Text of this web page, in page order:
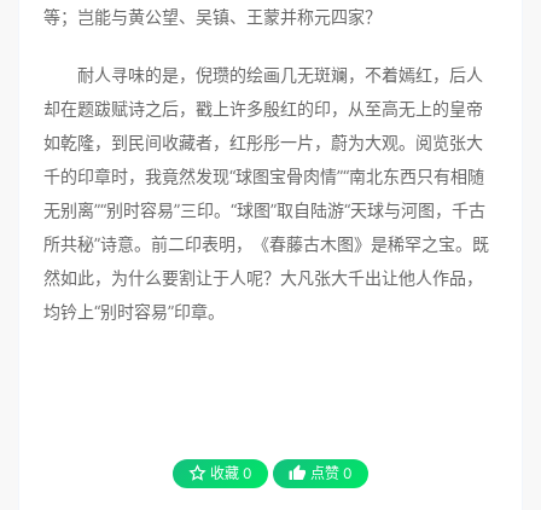
等；岂能与黄公望、吴镇、王蒙并称元四家？
耐人寻味的是，倪瓒的绘画几无斑斓，不着嫣红，后人
却在题跋赋诗之后，戳上许多殷红的印，从至高无上的皇帝
如乾隆，到民间收藏者，红彤彤一片，蔚为大观。阅览张大
千的印章时，我竟然发现“球图宝骨肉情”“南北东西只有相随
无别离”“别时容易”三印。“球图”取自陆游“天球与河图，千古
所共秘”诗意。前二印表明，《春藤古木图》是稀罕之宝。既
然如此，为什么要割让于人呢？大凡张大千出让他人作品，
均钤上“别时容易”印章。
收藏 0 点赞 0